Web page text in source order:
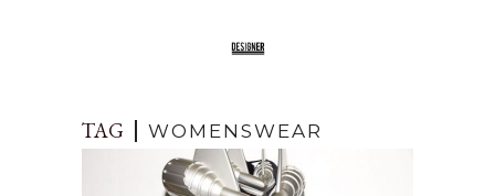
TAG WOMENSWEAR